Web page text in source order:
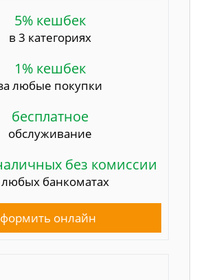
5% кешбек
в 3 категориях
1% кешбек
любые покупки
бесплатное
обслуживание
без комиссии
банкоматах
онлайн